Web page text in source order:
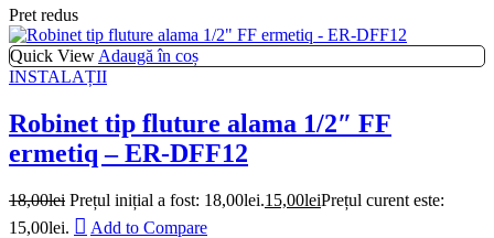
Pret redus
Quick View Adaugă în coș
INSTALAȚII
Robinet tip fluture alama 1/2″ FF
ermetiq – ER-DFF12
18,00lei Prețul inițial a fost: 18,00lei.15,00leiPrețul curent este:
15,00lei.
Add to Compare